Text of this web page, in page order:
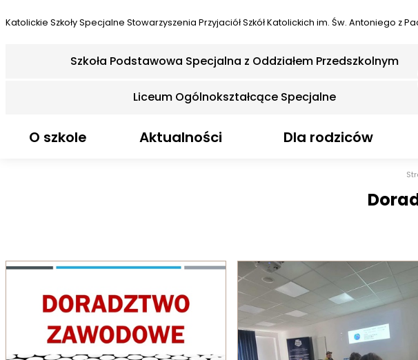
Katolickie Szkoły Specjalne Stowarzyszenia Przyjaciół Szkół Katolickich im. Św. Antoniego z
Szkoła Podstawowa Specjalna z Oddziałem Przedszkolnym
Liceum Ogólnokształcące Specjalne
O szkole Aktualności Dla rodziców